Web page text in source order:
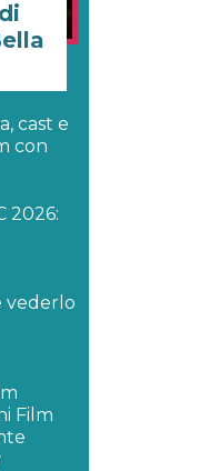
cast e
con
2026:
vederlo
Film